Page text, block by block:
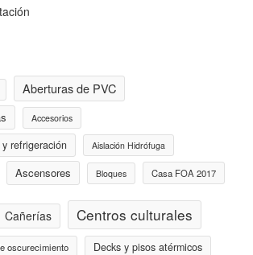
Aberturas de PVC
Accesorios
refrigeración Aislación Hidrófuga
Ascensores Bloques Casa FOA 2017
Cañerías Centros culturales
oscurecimiento Decks y pisos atérmicos